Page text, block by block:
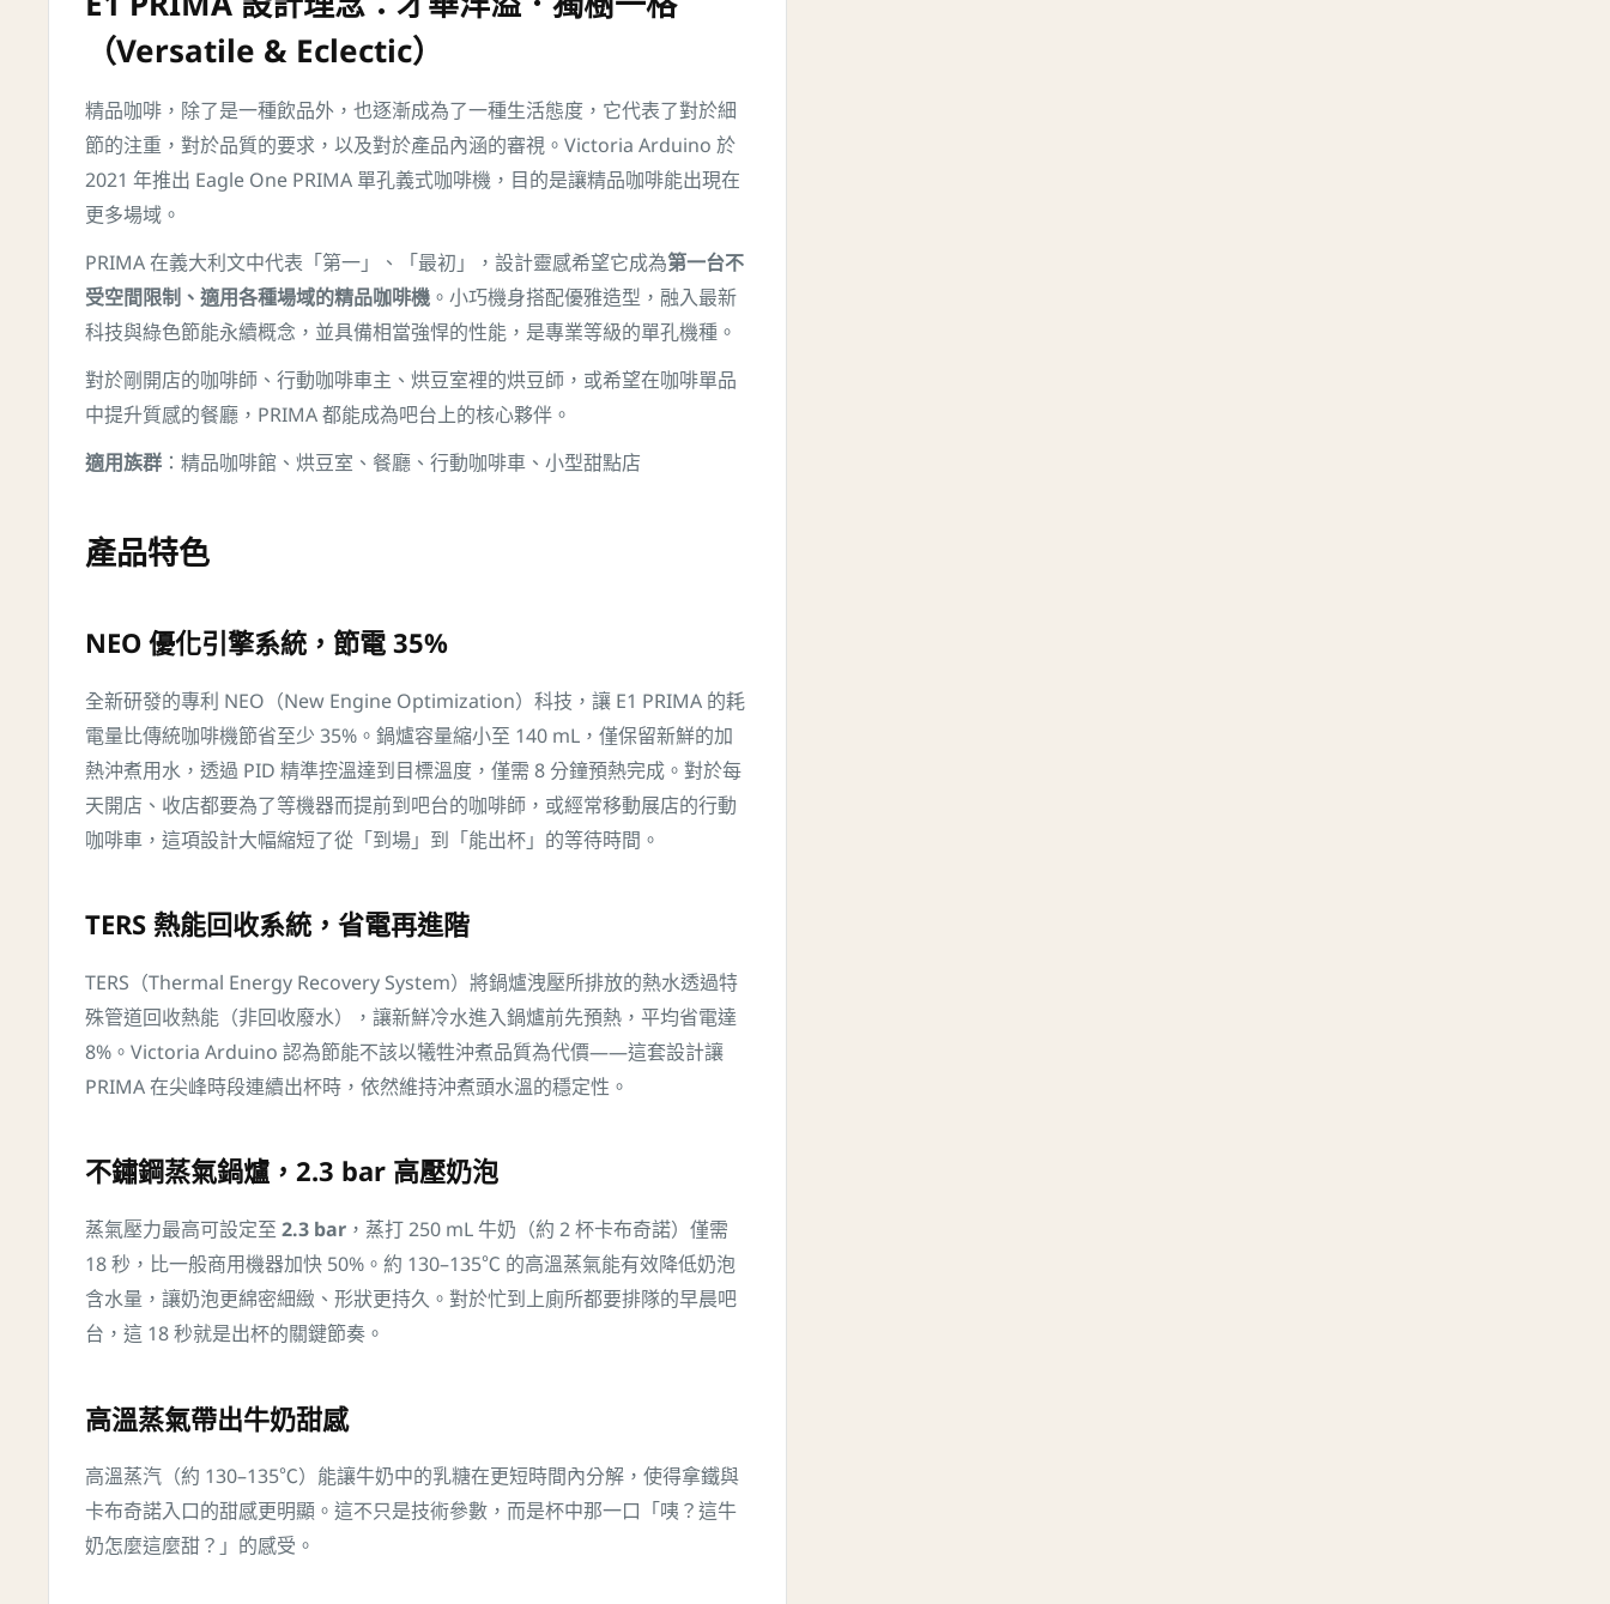
（Versatile & Eclectic）
精品咖啡，除了是一種飲品外，也逐漸成為了一種生活態度，它代表了對於細
節的注重，對於品質的要求，以及對於產品內涵的審視。Victoria Arduino 於
2021 年推出 Eagle One PRIMA 單孔義式咖啡機，目的是讓精品咖啡能出現在
更多場域。
PRIMA 在義大利文中代表「第一」、「最初」，設計靈感希望它成為第一台不
受空間限制、適用各種場域的精品咖啡機 。小巧機身搭配優雅造型，融入最新
科技與綠色節能永續概念，並具備相當強悍的性能，是專業等級的單孔機種。
對於剛開店的咖啡師、行動咖啡車主、烘豆室裡的烘豆師，或希望在咖啡單品
中提升質感的餐廳，PRIMA 都能成為吧台上的核心夥伴。
適用族群 ：精品咖啡館、烘豆室、餐廳、行動咖啡車、小型甜點店
產品特色
NEO 優化引擎系統，節電 35%
全新研發的專利 NEO（New Engine Optimization）科技，讓 E1 PRIMA 的耗
電量比傳統咖啡機節省至少 35%。鍋爐容量縮小至 140 mL，僅保留新鮮的加
熱沖煮用水，透過 PID 精準控溫達到目標溫度，僅需 8 分鐘預熱完成。對於每
天開店、收店都要為了等機器而提前到吧台的咖啡師，或經常移動展店的行動
咖啡車，這項設計大幅縮短了從「到場」到「能出杯」的等待時間。
TERS 熱能回收系統，省電再進階
TERS（Thermal Energy Recovery System）將鍋爐洩壓所排放的熱水透過特
殊管道回收熱能（非回收廢水），讓新鮮冷水進入鍋爐前先預熱，平均省電達
8%。Victoria Arduino 認為節能不該以犧牲沖煮品質為代價——這套設計讓
PRIMA 在尖峰時段連續出杯時，依然維持沖煮頭水溫的穩定性。
不鏽鋼蒸氣鍋爐，2.3 bar 高壓奶泡
蒸氣壓力最高可設定至 2.3 bar ，蒸打 250 mL 牛奶（約 2 杯卡布奇諾）僅需
18 秒，比一般商用機器加快 50%。約 130–135℃ 的高溫蒸氣能有效降低奶泡
含水量，讓奶泡更綿密細緻、形狀更持久。對於忙到上廁所都要排隊的早晨吧
台，這 18 秒就是出杯的關鍵節奏。
高溫蒸氣帶出牛奶甜感
高溫蒸汽（約 130–135℃）能讓牛奶中的乳糖在更短時間內分解，使得拿鐵與
卡布奇諾入口的甜感更明顯。這不只是技術參數，而是杯中那一口「咦？這牛
奶怎麼這麼甜？」的感受。